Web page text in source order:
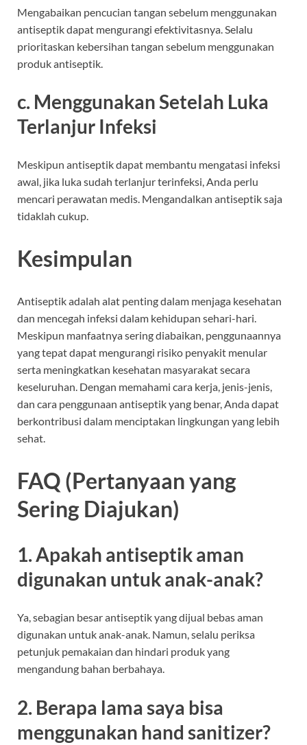
Mengabaikan pencucian tangan sebelum menggunakan
antiseptik dapat mengurangi efektivitasnya. Selalu
prioritaskan kebersihan tangan sebelum menggunakan
produk antiseptik.
c. Menggunakan Setelah Luka
Terlanjur Infeksi
Meskipun antiseptik dapat membantu mengatasi infeksi
awal, jika luka sudah terlanjur terinfeksi, Anda perlu
mencari perawatan medis. Mengandalkan antiseptik saja
tidaklah cukup.
Kesimpulan
Antiseptik adalah alat penting dalam menjaga kesehatan
dan mencegah infeksi dalam kehidupan sehari-hari.
Meskipun manfaatnya sering diabaikan, penggunaannya
yang tepat dapat mengurangi risiko penyakit menular
serta meningkatkan kesehatan masyarakat secara
keseluruhan. Dengan memahami cara kerja, jenis-jenis,
dan cara penggunaan antiseptik yang benar, Anda dapat
berkontribusi dalam menciptakan lingkungan yang lebih
sehat.
FAQ (Pertanyaan yang
Sering Diajukan)
1. Apakah antiseptik aman
digunakan untuk anak-anak?
Ya, sebagian besar antiseptik yang dijual bebas aman
digunakan untuk anak-anak. Namun, selalu periksa
petunjuk pemakaian dan hindari produk yang
mengandung bahan berbahaya.
2. Berapa lama saya bisa
menggunakan hand sanitizer?